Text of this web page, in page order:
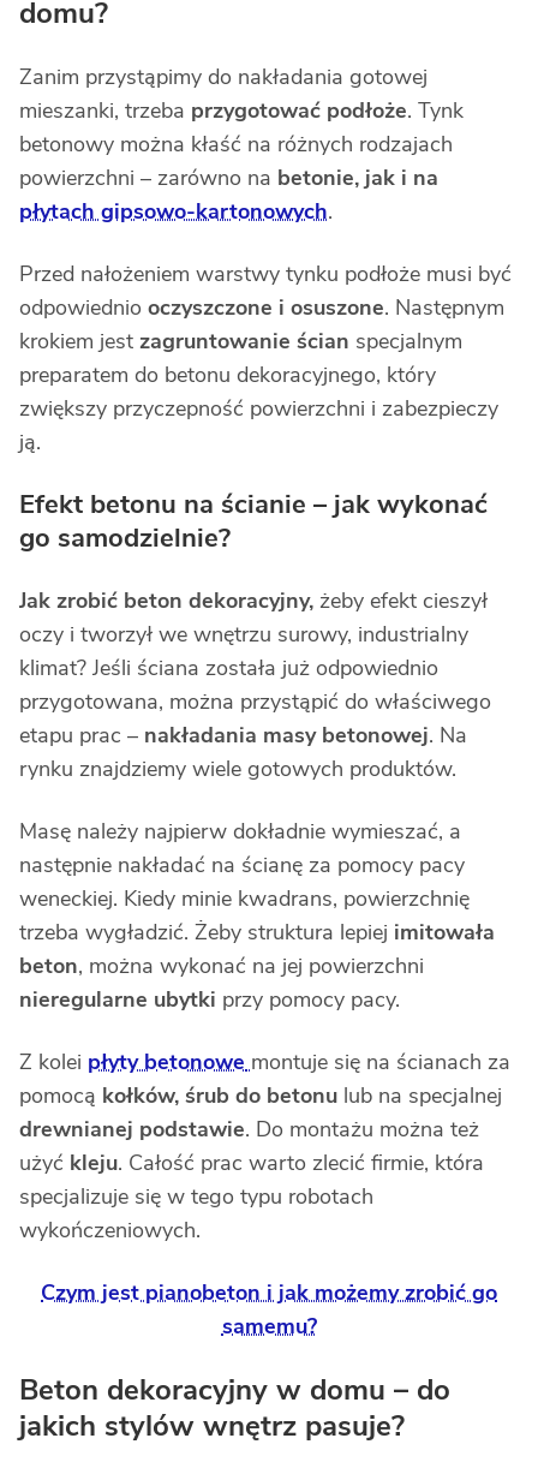
domu?
Zanim przystąpimy do nakładania gotowej
mieszanki, trzeba przygotować podłoże. Tynk
betonowy można kłaść na różnych rodzajach
powierzchni – zarówno na betonie, jak i na
płytach gipsowo-kartonowych.
Przed nałożeniem warstwy tynku podłoże musi być
odpowiednio oczyszczone i osuszone. Następnym
krokiem jest zagruntowanie ścian specjalnym
preparatem do betonu dekoracyjnego, który
zwiększy przyczepność powierzchni i zabezpieczy
ją.
Efekt betonu na ścianie – jak wykonać
go samodzielnie?
Jak zrobić beton dekoracyjny, żeby efekt cieszył
oczy i tworzył we wnętrzu surowy, industrialny
klimat? Jeśli ściana została już odpowiednio
przygotowana, można przystąpić do właściwego
etapu prac – nakładania masy betonowej. Na
rynku znajdziemy wiele gotowych produktów.
Masę należy najpierw dokładnie wymieszać, a
następnie nakładać na ścianę za pomocy pacy
weneckiej. Kiedy minie kwadrans, powierzchnię
trzeba wygładzić. Żeby struktura lepiej imitowała
beton, można wykonać na jej powierzchni
nieregularne ubytki przy pomocy pacy.
Z kolei płyty betonowe montuje się na ścianach za
pomocą kołków, śrub do betonu lub na specjalnej
drewnianej podstawie. Do montażu można też
użyć kleju. Całość prac warto zlecić firmie, która
specjalizuje się w tego typu robotach
wykończeniowych.
Czym jest pianobeton i jak możemy zrobić go
samemu?
Beton dekoracyjny w domu – do
jakich stylów wnętrz pasuje?